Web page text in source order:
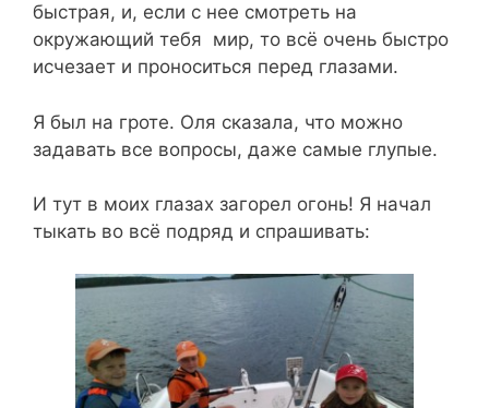
быстрая, и, если с нее смотреть на
окружающий тебя мир, то всё очень быстро
исчезает и проноситься перед глазами.
Я был на гроте. Оля сказала, что можно
задавать все вопросы, даже самые глупые.
И тут в моих глазах загорел огонь! Я начал
тыкать во всё подряд и спрашивать: